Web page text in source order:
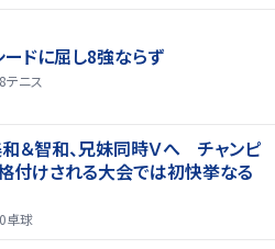
ドに屈し8強ならず
テニス
和＆智和、兄妹同時Ｖへ チャンピ
付けされる大会では初快挙なる
卓球